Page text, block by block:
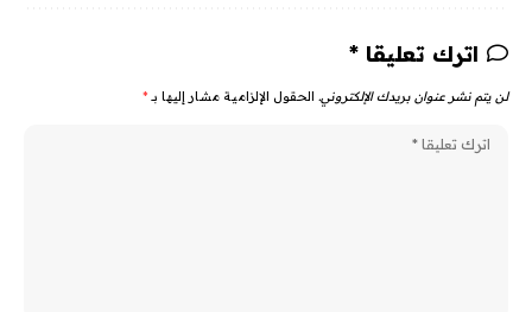
اترك تعليقا *
لن يتم نشر عنوان بريدك الإلكتروني. الحقول الإلزامية مشار إليها بـ *